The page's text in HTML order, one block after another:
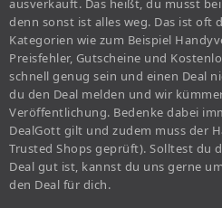
ausverkauft. Das heißt, du musst
denn sonst ist alles weg. Das ist oft
Kategorien wie zum Beispiel
Preisfehler, Gutscheine und
schnell genug sein und einen Deal
du den Deal melden und wir
Veröffentlichung. Bedenke dabei
DealGott gilt und zudem muss der
Trusted Shops geprüft). Solltest du
Deal gut ist, kannst du uns gerne
den Deal für dich.